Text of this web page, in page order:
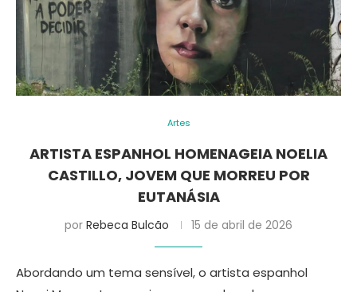
Artes
ARTISTA ESPANHOL HOMENAGEIA NOELIA
CASTILLO, JOVEM QUE MORREU POR
EUTANÁSIA
por Rebeca Bulcão 15 de abril de 2026
Abordando um tema sensível, o artista espanhol